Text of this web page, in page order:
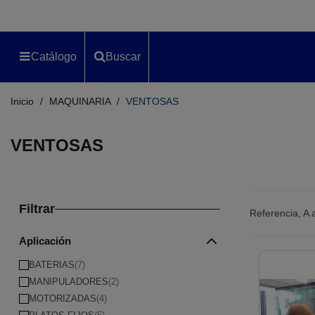
Catálogo Buscar
Inicio / MAQUINARIA / VENTOSAS
VENTOSAS
Filtrar
Aplicación
BATERIAS(7)
MANIPULADORES(2)
MOTORIZADAS(4)
Referencia, A